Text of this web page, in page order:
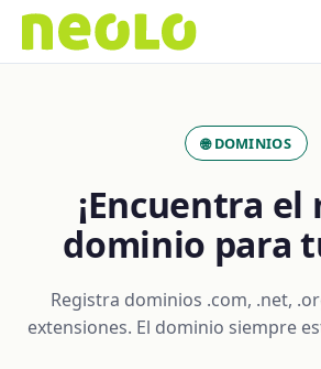
🌐 DOMINIOS
¡Encuentra el
dominio para
Registra dominios .com, .net,
extensiones. El dominio siempre